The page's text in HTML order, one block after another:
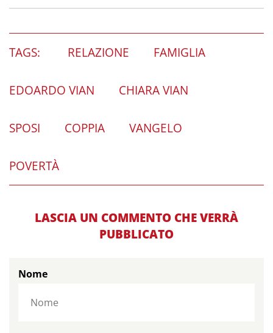
TAGS: RELAZIONE FAMIGLIA
EDOARDO VIAN CHIARA VIAN
SPOSI COPPIA VANGELO
POVERTÀ
LASCIA UN COMMENTO CHE VERRÀ
PUBBLICATO
Nome